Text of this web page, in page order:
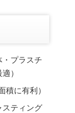
プラスチ
）
積に有利）
スティング